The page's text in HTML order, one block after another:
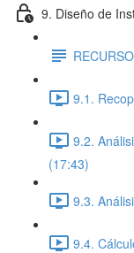
9. Diseño de
9.1.
9.2.
(17:43)
9.3.
9.4.